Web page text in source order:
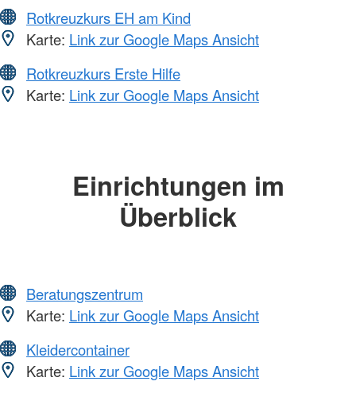
Rotkreuzkurs EH am Kind
Karte: Link zur Google Maps Ansicht
Rotkreuzkurs Erste Hilfe
Karte: Link zur Google Maps Ansicht
Einrichtungen im
Überblick
Beratungszentrum
Karte: Link zur Google Maps Ansicht
Kleidercontainer
Karte: Link zur Google Maps Ansicht